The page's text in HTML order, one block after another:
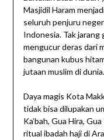
Masjidil Haram
seluruh penjuru
Indonesia. Tak jarang
mengucur deras dari
bangunan kubus
jutaan muslim di dunia.
Daya magis Kota
tidak bisa dilupakan
Ka’bah, Gua Hira,
ritual ibadah haji di